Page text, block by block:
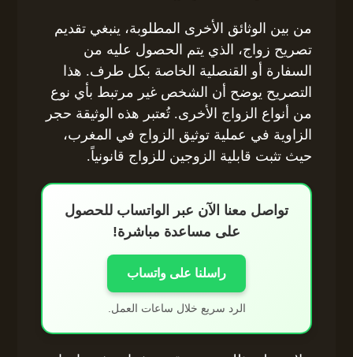
من بين الوثائق الأخرى المطلوبة، ينبغي تقديم
تصريح زواج، الذي يتم الحصول عليه من
السفارة أو القنصلية الخاصة بكل طرف. هذا
التصريح يوضح أن الشخص غير مرتبط بأي نوع
من أنواع الزواج الأخرى. تُعتبر هذه الوثيقة حجر
الزاوية في عملية توثيق الزواج في المغرب،
حيث تثبت قابلية الزوجين للزواج قانونياً.
تواصل معنا الآن عبر الواتساب للحصول
على مساعدة مباشرة!
راسلنا على واتساب
الرد سريع خلال ساعات العمل.